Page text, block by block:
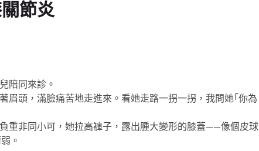
節炎
陪同來診。
眉頭，滿臉痛苦地走進來。看她走路一拐一拐，我問她｢你為
重非同小可，她拉高褲子，露出腫大變形的膝蓋——像個皮球
。